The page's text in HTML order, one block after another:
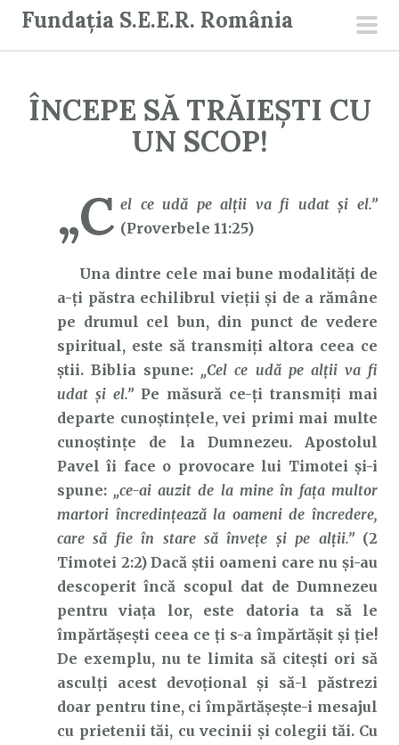
Fundația S.E.E.R. România
ÎNCEPE SĂ TRĂIEȘTI CU
UN SCOP!
„C el ce udă pe alţii va fi udat şi el.”
(Proverbele 11:25)
Una dintre cele mai bune modalități de
a-ți păstra echilibrul vieții și de a rămâne
pe drumul cel bun, din punct de vedere
spiritual, este să transmiți altora ceea ce
știi. Biblia spune: „Cel ce udă pe alţii va fi
udat şi el.” Pe măsură ce-ți transmiți mai
departe cunoștințele, vei primi mai multe
cunoștințe de la Dumnezeu. Apostolul
Pavel îi face o provocare lui Timotei și-i
spune: „ce-ai auzit de la mine în faţa multor
martori încredinţează la oameni de încredere,
care să fie în stare să înveţe şi pe alţii.”(2
Timotei 2:2) Dacă știi oameni care nu și-au
descoperit încă scopul dat de Dumnezeu
pentru viața lor, este datoria ta să le
împărtășești ceea ce ți s-a împărtășit și ție!
De exemplu, nu te limita să citești ori să
asculți acest devoțional și să-l păstrezi
doar pentru tine, ci împărtășește-i mesajul
cu prietenii tăi, cu vecinii și colegii tăi. Cu